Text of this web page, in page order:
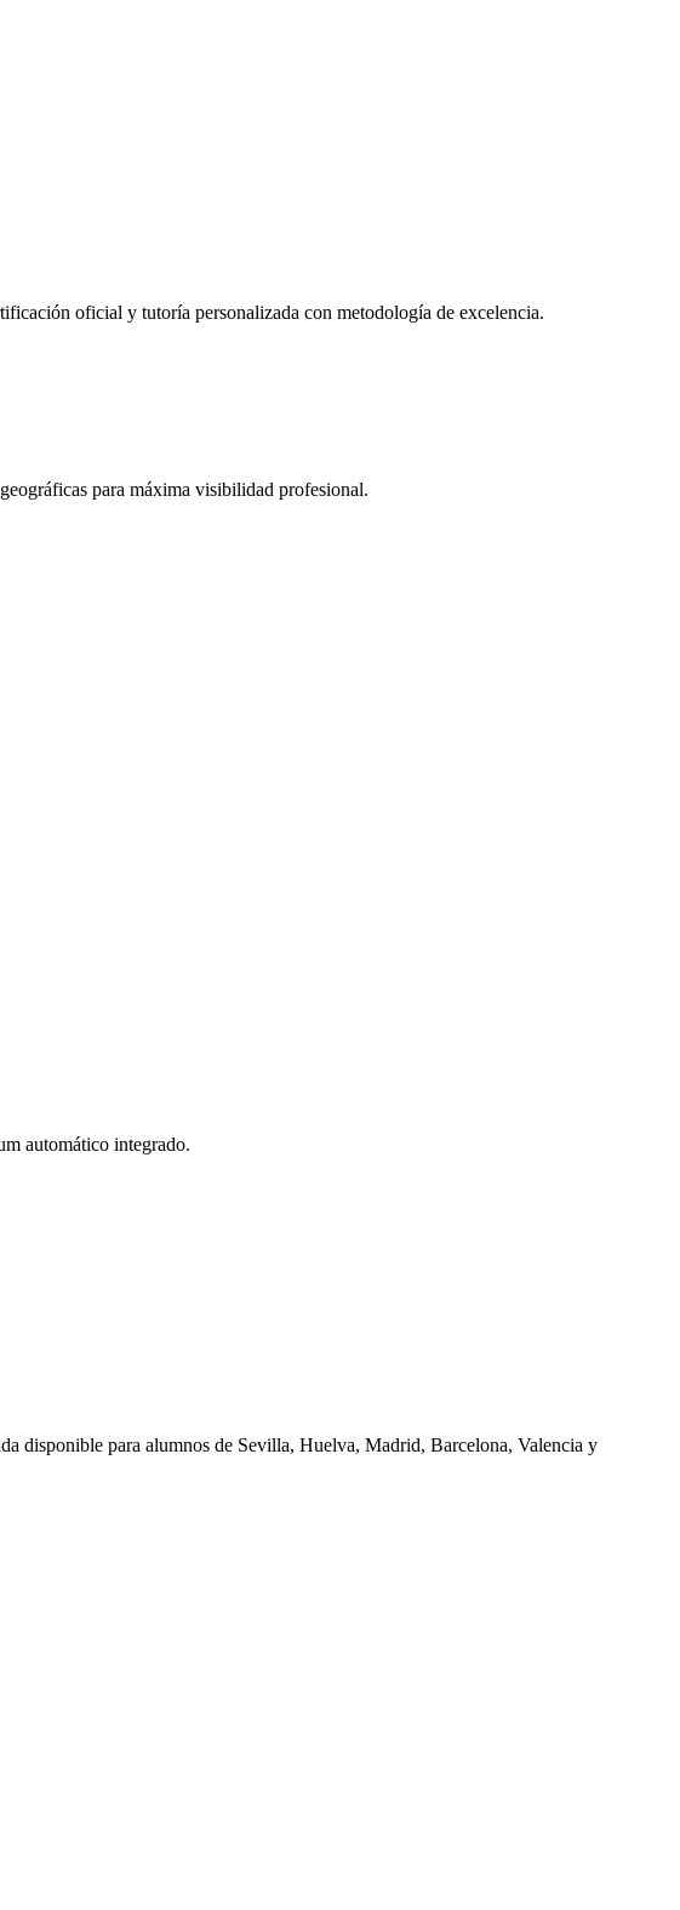
oficial y tutoría personalizada con metodología de excelencia.
para máxima visibilidad profesional.
automático integrado.
disponible para alumnos de Sevilla, Huelva, Madrid, Barcelona, Valencia y